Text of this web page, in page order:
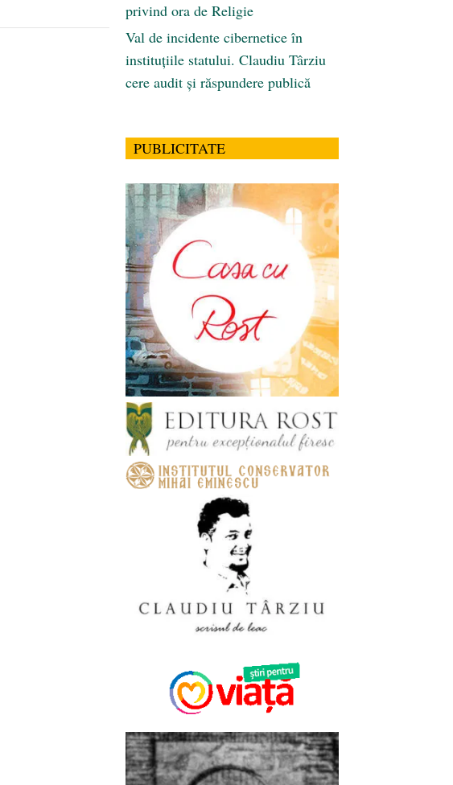
privind ora de Religie
Val de incidente cibernetice în
instituțiile statului. Claudiu Târziu
cere audit și răspundere publică
PUBLICITATE